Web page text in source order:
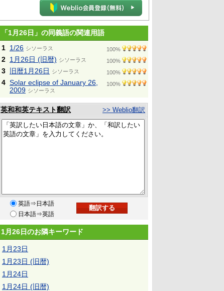
「1月26日」の同義語の関連用語
1 1/26 シソーラス 100%
2 1月26日 (旧暦) シソーラス 100%
3 旧暦1月26日 シソーラス 100%
4 Solar eclipse of January 26,
2009 シソーラス
100%
英和和英テキスト翻訳 >> Weblio翻訳
英語⇒日本語
日本語⇒英語
1月26日のお隣キーワード
1月23日
1月23日 (旧暦)
1月24日
1月24日 (旧暦)